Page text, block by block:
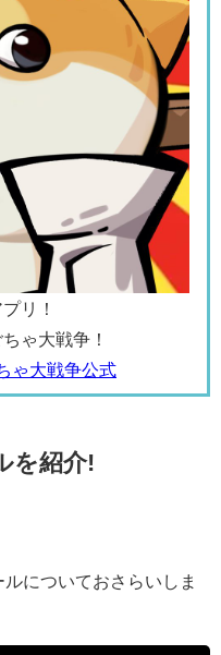
リ！
ゃ大戦争！
ゃ大戦争公式
を紹介!
についておさらいしま